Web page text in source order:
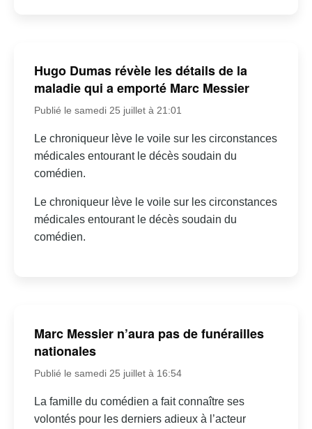
Hugo Dumas révèle les détails de la
maladie qui a emporté Marc Messier
Publié le samedi 25 juillet à 21:01
Le chroniqueur lève le voile sur les circonstances
médicales entourant le décès soudain du
comédien.
Le chroniqueur lève le voile sur les circonstances
médicales entourant le décès soudain du
comédien.
Marc Messier n’aura pas de funérailles
nationales
Publié le samedi 25 juillet à 16:54
La famille du comédien a fait connaître ses
volontés pour les derniers adieux à l’acteur